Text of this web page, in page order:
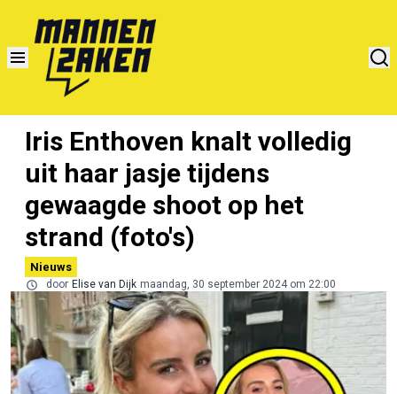
Iris Enthoven knalt volledig
uit haar jasje tijdens
gewaagde shoot op het
strand (foto's)
Nieuws
door Elise van Dijk maandag, 30 september 2024 om 22:00